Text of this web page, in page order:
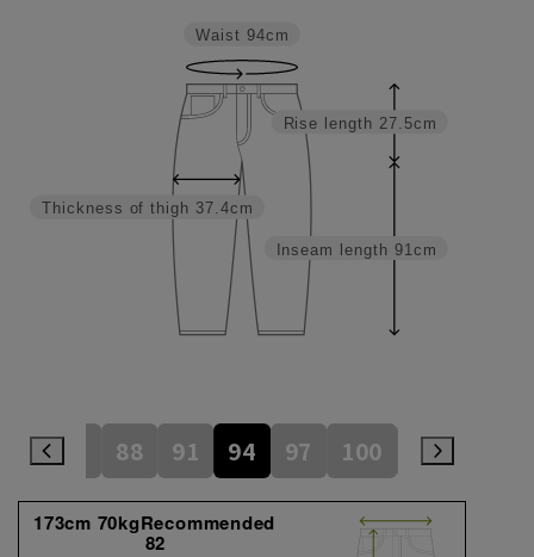
Inseam length 91cm
Rise length 27.5cm
Thickness of thigh 37.4cm
Waist 94cm
85 88 91 94 97 100 105
173cm 70kgRecommended
82